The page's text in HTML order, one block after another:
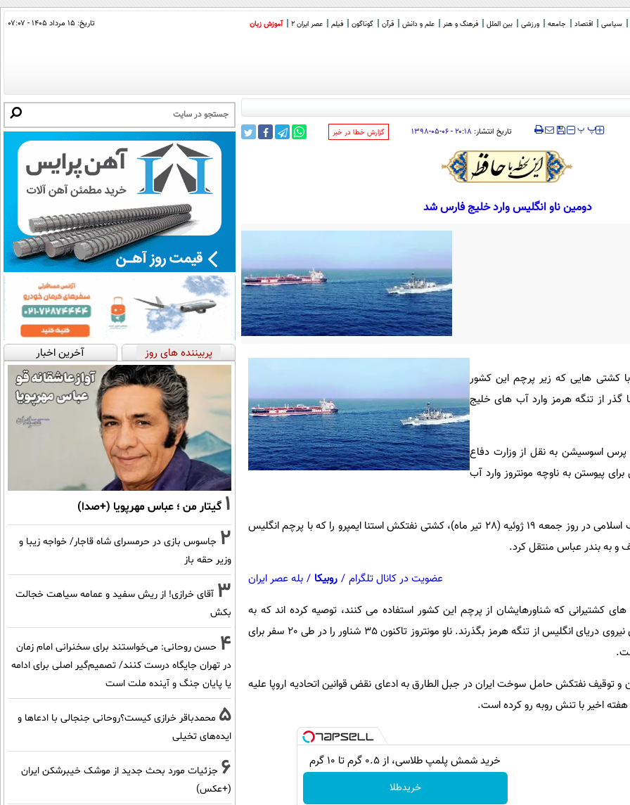
سیاسی اقتصاد جامعه ورزشی بین الملل فرهنگ و هنر علم و دانش قرآن گوناگون فیلم عصر ایران 2 آموزش زبان تاریخ: ۱۵ مرداد ۱۴۰۵ - ۰۷:۰۷
‍‍‍ پ پ تاریخ انتشار: ۲۰:۱۸ - ۰۶-۰۵-۱۳۹۸ ‌گزارش خطا در خبر
دومین ناو انگلیس وارد خلیج فارس شد
کشتی هایی که زیر پرچم این کشور
گذر از تنگه هرمز وارد آب های خلیج
پرس اسوسیشن به نقل از وزارت دفاع
پیوستن به ناوچه مونتروز وارد آب
نیروی دریایی سپاه پاسداران انقلاب اسلامی در روز جمعه 19 ژوئیه (28 تیر ماه)، کشتی نفتکش استنا ایمپرو را که با پرچم انگلیس
و به بندر عباس منتقل کرد.
عضویت در کانال تلگرام / روبیکا / بله عصر ایران
کشتیرانی که شناورهایشان از پرچم این کشور استفاده می کنند، توصیه کرده اند که به
صورت کاروانی و با همراهی ناوهای نیروی دریای انگلیس از تنگه هرمز بگذرند. ناو مونتروز تاکنون 35 شناور را در طی 20 سفر برای
توقیف نفتکش حامل سوخت ایران در جبل الطارق به ادعای نقض قوانین اتحادیه اروپا علیه
هفته اخیر با تنش روبه رو کرده است.
خرید شمش پلمپ طلاسی، از ۰.۵ گرم تا ۱۰ گرم
خریدطلا
پربیننده های روز آخرین اخبار
1 گیتار من ؛ عباس مهرپویا (+صدا)
2 جاسوس بازی در حرمسرای شاه قاجار/ خواجه زیبا و
وزیر حقه باز
3 آقای خرازی! از ریش سفید و عمامه سیاهت خجالت
بکش
4 حسن روحانی: می‌خواستند برای سخنرانی امام زمان
در تهران جایگاه درست کنند/ تصمیم‌گیر اصلی برای ادامه
یا پایان جنگ و آینده ملت است
5 محمدباقر خرازی کیست؟روحانی جنجالی با ادعاها و
ایده‌های تخیلی
6 جزئیات مورد بحث جدید از موشک خیبرشکن ایران
(+عکس)